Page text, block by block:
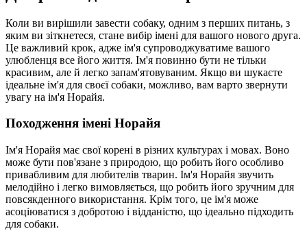
Коли ви вирішили завести собаку, одним з перших питань, з
яким ви зіткнетеся, стане вибір імені для вашого нового друга.
Це важливий крок, адже ім'я супроводжуватиме вашого
улюбленця все його життя. Ім'я повинно бути не тільки
красивим, але й легко запам'ятовуваним. Якщо ви шукаєте
ідеальне ім'я для своєї собаки, можливо, вам варто звернути
увагу на ім'я Норайя.
Походження імені Норайя
Ім'я Норайя має свої корені в різних культурах і мовах. Воно
може бути пов'язане з природою, що робить його особливо
привабливим для любителів тварин. Ім'я Норайя звучить
мелодійно і легко вимовляється, що робить його зручним для
повсякденного використання. Крім того, це ім'я може
асоціюватися з добротою і відданістю, що ідеально підходить
для собаки.